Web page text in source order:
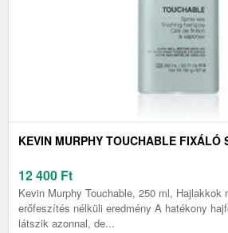
KEVIN MURPHY TOUCHABLE FIXÁLÓ
12 400 Ft
Kevin Murphy Touchable, 250 ml, Hajlakkok
erőfeszítés nélküli eredmény A hatékony
látszik azonnal, de...